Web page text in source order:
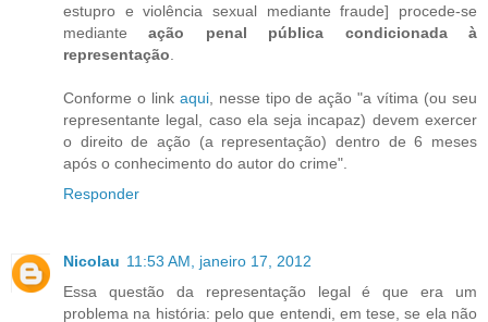
estupro e violência sexual mediante fraude] procede-se
medianteação penal pública condicionada à
representação
Conforme o link aqui, nesse tipo de ação "a vítima (ou seu
representante legal, caso ela seja incapaz) devem exercer
o direito de ação (a representação) dentro de 6 meses
após o conhecimento do autor do crime".
Responder
Nicolau 11:53 AM, janeiro 17, 2012
Essa questão da representação legal é que era um
problema na história: pelo que entendi, em tese, se ela não